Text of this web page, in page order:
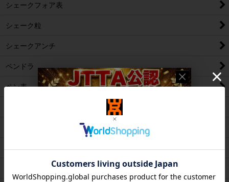
シェークフォア表
シェーク粒
シェークアンチ
ペンドラ
ペン表
カットマン[裏]
カットマン[表/変化表]